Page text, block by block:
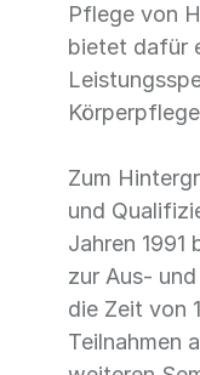
Pflege von
bietet dafür
Zum
und
Jahren 1991
zur Aus-
die Zeit von
Teilnahmen